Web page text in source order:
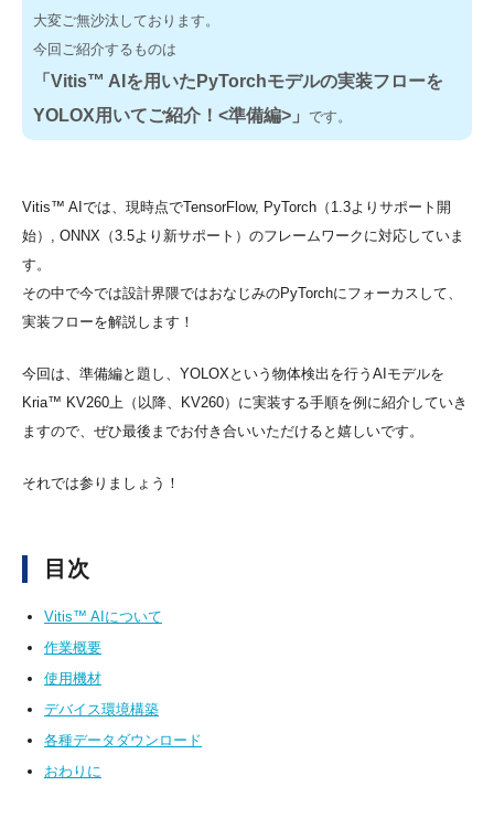
大変ご無沙汰しております。
今回ご紹介するものは
「Vitis™ AIを用いたPyTorchモデルの実装フローを
YOLOX用いてご紹介！<準備編>」 です。
Vitis™ AIでは、現時点でTensorFlow, PyTorch（1.3よりサポート開
始）, ONNX（3.5より新サポート）のフレームワークに対応していま
す。
その中で今では設計界隈ではおなじみのPyTorchにフォーカスして、
実装フローを解説します！
今回は、準備編と題し、YOLOXという物体検出を行うAIモデルを
Kria™ KV260上（以降、KV260）に実装する手順を例に紹介していき
ますので、ぜひ最後までお付き合いいただけると嬉しいです。
それでは参りましょう！
目次
Vitis™ AIについて
作業概要
使用機材
デバイス環境構築
各種データダウンロード
おわりに